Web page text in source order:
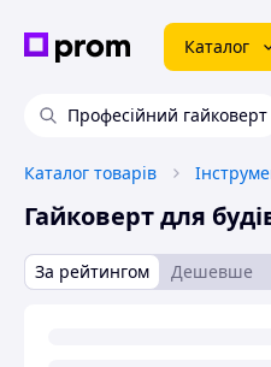
Каталог
Професійний гайковерт
Каталог товарів
Гайковерт для
За рейтингом Дешевше